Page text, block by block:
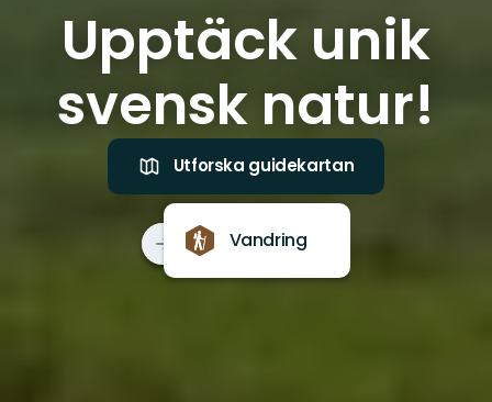
Upptäck unik
svensk natur!
Utforska guidekartan
Vandring